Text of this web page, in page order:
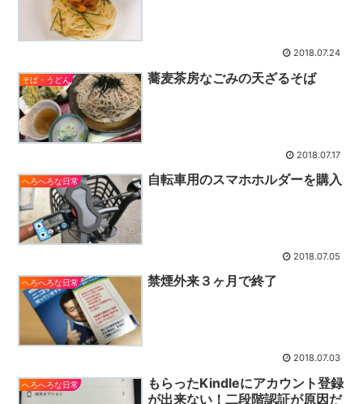
2018.07.24
そば・うどん 蕎麦茶房なごみの天ざるそば
2018.07.17
へろへろな日常 自転車用のスマホホルダーを購入
2018.07.05
へろへろな日常 禁煙外来３ヶ月で終了
2018.07.03
へろへろな日常
もらったKindleにアカウント登録
が出来ない！二段階認証が原因だ